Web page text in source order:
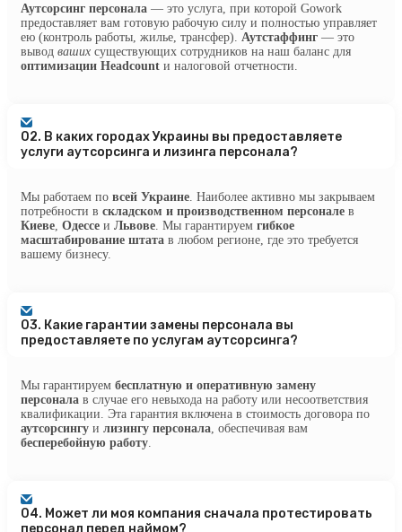
Аутсорсинг персонала — это услуга, при которой Gowork
предоставляет вам готовую рабочую силу и полностью управляет
ею (контроль работы, жилье, трансфер). Аутстаффинг — это
вывод ваших существующих сотрудников на наш баланс для
оптимизации Headcount и налоговой отчетности.
02. В каких городах Украины вы предоставляете
услуги аутсорсинга и лизинга персонала?
Мы работаем по всей Украине . Наиболее активно мы закрываем
потребности в складском и производственном персонале в
Киеве Одессе и Львове . Мы гарантируем гибкое
масштабирование штата в любом регионе, где это требуется
вашему бизнесу.
03. Какие гарантии замены персонала вы
предоставляете по услугам аутсорсинга?
Мы гарантируем бесплатную и оперативную замену
персонала в случае его невыхода на работу или несоответствия
квалификации. Эта гарантия включена в стоимость договора по
аутсорсингу и лизингу персонала , обеспечивая вам
бесперебойную работу
04. Может ли моя компания сначала протестировать
персонал перед наймом?